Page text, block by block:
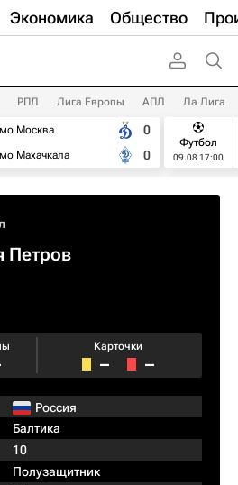
Экономика Общество
РПЛ Лига Европы АПЛ Ла Лига
Москва
Махачкала
0
0
Футбол
09.08 17:00
Петров
Карточки
– –
Россия
Балтика
10
Полузащитник